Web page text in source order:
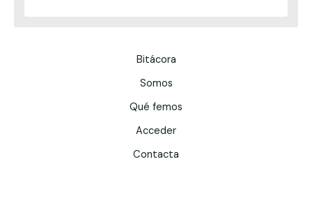
Bitácora
Somos
Qué femos
Acceder
Contacta